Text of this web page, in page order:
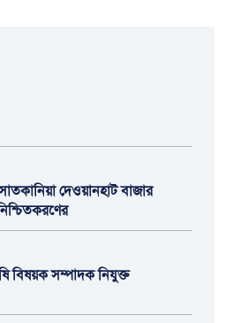
দেওয়ানহাট বাজার
বিষয়ক সম্পাদক নিযুক্ত